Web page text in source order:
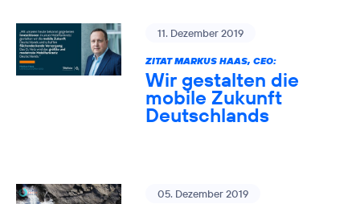
11. Dezember 2019
ZITAT MARKUS HAAS, CEO:
Wir gestalten die
mobile Zukunft
Deutschlands
05. Dezember 2019